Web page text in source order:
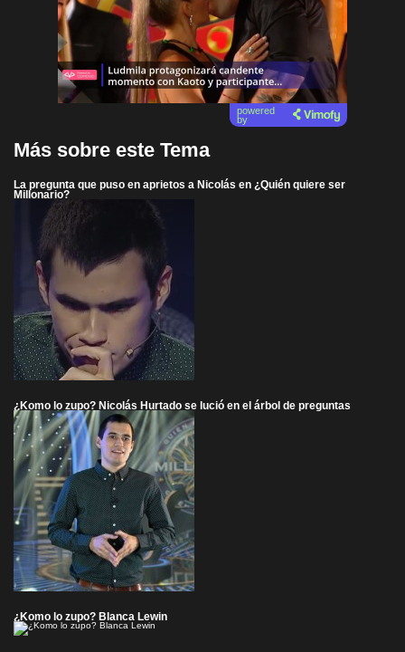
powered
by
Más sobre este Tema
La pregunta que puso en aprietos a Nicolás en ¿Quién quiere ser
Millonario?
¿Komo lo zupo? Nicolás Hurtado se lució en el árbol de preguntas
¿Komo lo zupo? Blanca Lewin